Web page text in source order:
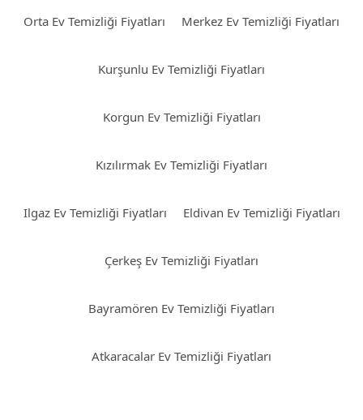
Orta Ev Temizliği Fiyatları Merkez Ev Temizliği Fiyatları
Kurşunlu Ev Temizliği Fiyatları
Korgun Ev Temizliği Fiyatları
Kızılırmak Ev Temizliği Fiyatları
Ilgaz Ev Temizliği Fiyatları Eldivan Ev Temizliği Fiyatları
Çerkeş Ev Temizliği Fiyatları
Bayramören Ev Temizliği Fiyatları
Atkaracalar Ev Temizliği Fiyatları